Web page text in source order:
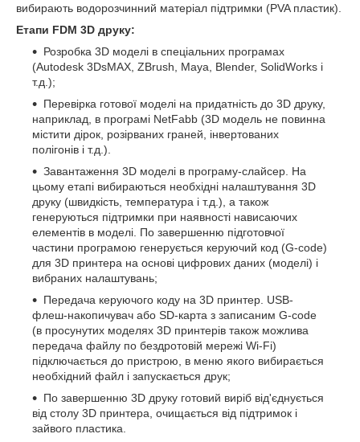
вибирають водорозчинний матеріал підтримки (PVA пластик).
Етапи FDM 3D друку:
Розробка 3D моделі в спеціальних програмах
(Autodesk 3DsMAX, ZBrush, Maya, Blender, SolidWorks і
т.д.);
Перевірка готової моделі на придатність до 3D друку,
наприклад, в програмі NetFabb (3D модель не повинна
містити дірок, розірваних граней, інвертованих
полігонів і т.д.).
Завантаження 3D моделі в програму-слайсер. На
цьому етапі вибираються необхідні налаштування 3D
друку (швидкість, температура і т.д.), а також
генеруються підтримки при наявності нависаючих
елементів в моделі. По завершенню підготовчої
частини програмою генерується керуючий код (G-code)
для 3D принтера на основі цифрових даних (моделі) і
вибраних налаштувань;
Передача керуючого коду на 3D принтер. USB-
флеш-накопичувач або SD-карта з записаним G-code
(в просунутих моделях 3D принтерів також можлива
передача файлу по бездротовій мережі Wi-Fi)
підключається до пристрою, в меню якого вибирається
необхідний файл і запускається друк;
По завершенню 3D друку готовий виріб від'єднується
від столу 3D принтера, очищається від підтримок і
зайвого пластика.